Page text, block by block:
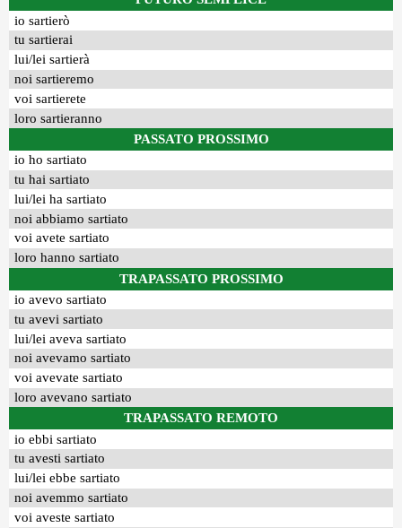
io sartierò
tu sartierai
lui/lei sartierà
noi sartieremo
voi sartierete
loro sartieranno
PASSATO PROSSIMO
io ho sartiato
tu hai sartiato
lui/lei ha sartiato
noi abbiamo sartiato
voi avete sartiato
loro hanno sartiato
TRAPASSATO PROSSIMO
io avevo sartiato
tu avevi sartiato
lui/lei aveva sartiato
noi avevamo sartiato
voi avevate sartiato
loro avevano sartiato
TRAPASSATO REMOTO
io ebbi sartiato
tu avesti sartiato
lui/lei ebbe sartiato
noi avemmo sartiato
voi aveste sartiato